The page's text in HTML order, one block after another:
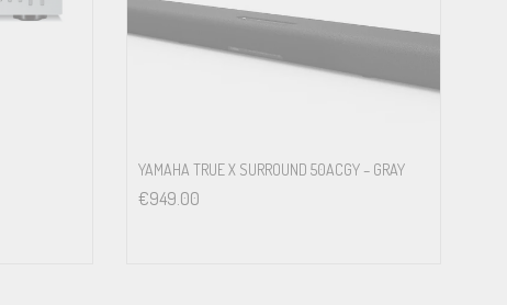
YAMAHA TRUE X SURROUND 50ACGY – GRAY
€949.00